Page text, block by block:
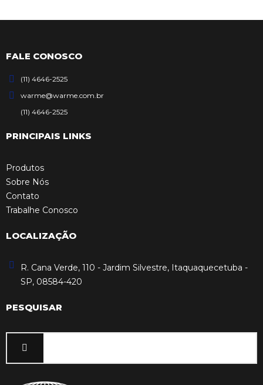
FALE CONOSCO
(11) 4646-2525
warme@warme.com.br
(11) 4646-2525
PRINCIPAIS LINKS
Produtos
Sobre Nós
Contato
Trabalhe Conosco
LOCALIZAÇÃO
R. Cana Verde, 110 - Jardim Silvestre, Itaquaquecetuba -
SP, 08584-420
PESQUISAR